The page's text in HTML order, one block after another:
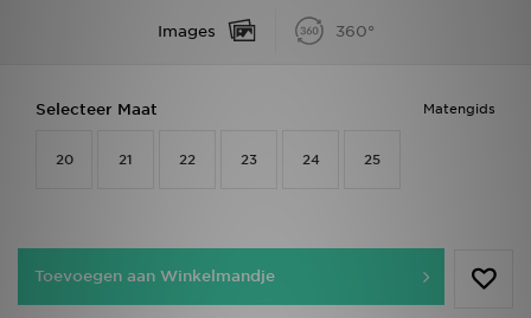
Images 360°
Matengids
Selecteer Maat
20 21 22 23 24 25
Toevoegen aan Winkelmandje
Mijn JD
Klantenservice
Wie wij zijn